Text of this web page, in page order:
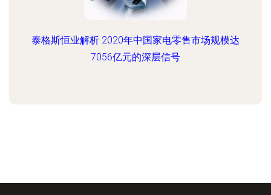
泰格斯恒业解析 2020年中国家电零售市场规模达
7056亿元的深层信号